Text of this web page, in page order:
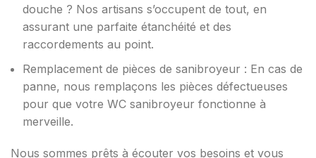
douche ? Nos artisans s’occupent de tout, en
assurant une parfaite étanchéité et des
raccordements au point.
Remplacement de pièces de sanibroyeur : En cas de
panne, nous remplaçons les pièces défectueuses
pour que votre WC sanibroyeur fonctionne à
merveille.
Nous sommes prêts à écouter vos besoins et vous